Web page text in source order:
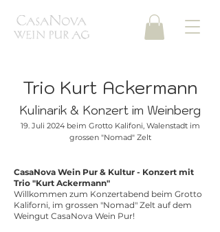
Trio Kurt Ackermann
Kulinarik & Konzert im Weinberg
19. Juli 2024 beim Grotto Kalifoni, Walenstadt im
grossen "Nomad" Zelt
CasaNova Wein Pur & Kultur - Konzert mit
Trio "Kurt Ackermann"
Willkommen zum Konzertabend beim Grotto
Kaliforni, im grossen "Nomad" Zelt auf dem
Weingut CasaNova Wein Pur!